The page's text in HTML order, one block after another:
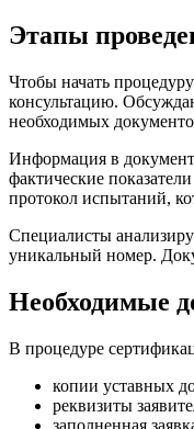
Этапы
Чтобы начать
консультацию.
необходимых
Информация в
фактические
протокол испытаний,
Специалисты
уникальный номер.
Необходимые
В процедуре
копии уставных
реквизиты
заполненная